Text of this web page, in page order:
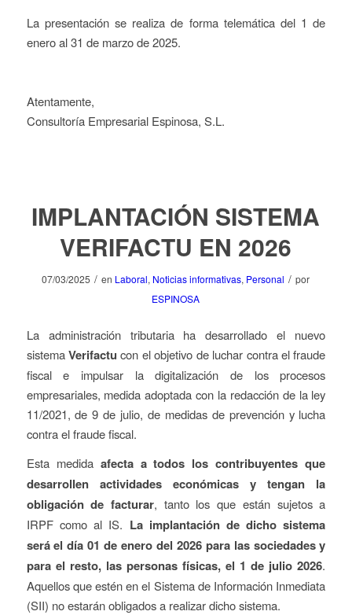
La presentación se realiza de forma telemática del 1 de
enero al 31 de marzo de 2025.
Atentamente,
Consultoría Empresarial Espinosa, S.L.
IMPLANTACIÓN SISTEMA
VERIFACTU EN 2026
07/03/2025 / en Laboral, Noticias informativas, Personal / por
ESPINOSA
La administración tributaria ha desarrollado el nuevo
sistemaVerifactu con el objetivo de luchar contra el fraude
fiscal e impulsar la digitalización de los procesos
empresariales, medida adoptada con la redacción de la ley
11/2021, de 9 de julio, de medidas de prevención y lucha
contra el fraude fiscal.
Esta medida afecta a todos los contribuyentes que
desarrollen actividades económicas y tengan la
obligación de facturar, tanto los que están sujetos a
IRPF como al IS. La implantación de dicho sistema
será el día 01 de enero del 2026 para las sociedades y
para el resto, las personas físicas, el 1 de julio 2026.
Aquellos que estén en el Sistema de Información Inmediata
(SII) no estarán obligados a realizar dicho sistema.